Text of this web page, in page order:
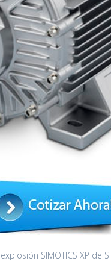
SIMOTICS XP de